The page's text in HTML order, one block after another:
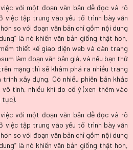
với một đoạn văn bản dễ đọc và rõ
việc tập trung vào yếu tố trình bày văn
so với đoạn văn bản chỉ gồm nội dung
là nó khiến văn bản giống thật hơn,
thiết kế giao diện web và dàn trang
làm đoạn văn bản giả, và nếu bạn thử
mạng thì sẽ khám phá ra nhiều trang
xây dựng. Có nhiều phiên bản khác
tình, nhiều khi do cố ý (xen thêm vào
tục).
với một đoạn văn bản dễ đọc và rõ
việc tập trung vào yếu tố trình bày văn
so với đoạn văn bản chỉ gồm nội dung
là nó khiến văn bản giống thật hơn,